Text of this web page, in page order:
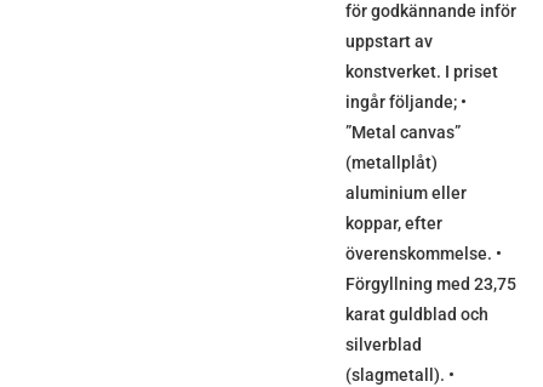
för godkännande inför
uppstart av
konstverket. I priset
ingår följande; •
”Metal canvas”
(metallplåt)
aluminium eller
koppar, efter
överenskommelse. •
Förgyllning med 23,75
karat guldblad och
silverblad
(slagmetall). •